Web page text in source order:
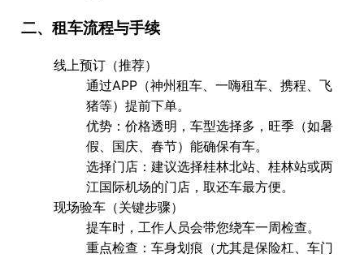
二、租车流程与手续
线上预订（推荐）
通过APP（神州租车、一嗨租车、携程、飞
猪等）提前下单。
优势 ：价格透明，车型选择多，旺季（如暑
假、国庆、春节）能确保有车。
选择门店 ：建议选择桂林北站 桂林站或两
江国际机场的门店，取还车最方便。
现场验车（关键步骤）
提车时，工作人员会带您绕车一周检查。
重点检查 ：车身划痕（尤其是保险杠、车门